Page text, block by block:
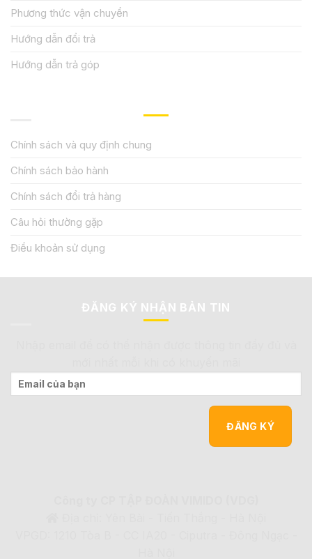
Phương thức vận chuyển
Hướng dẫn đổi trả
Hướng dẫn trả góp
Chính sách và quy định chung
Chính sách bảo hành
Chính sách đổi trả hàng
Câu hỏi thường gặp
Điều khoản sử dụng
ĐĂNG KÝ NHẬN BẢN TIN